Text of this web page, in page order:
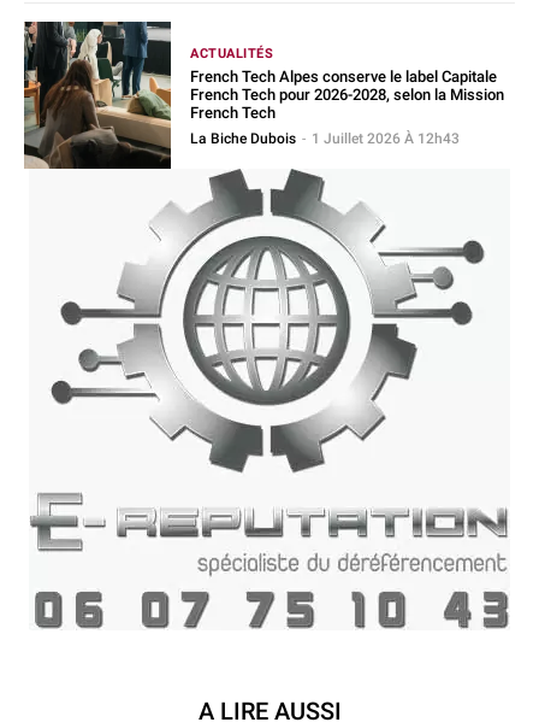
ACTUALITÉS
French Tech Alpes conserve le label Capitale
French Tech pour 2026-2028, selon la Mission
French Tech
La Biche Dubois - 1 Juillet 2026 À 12h43
A LIRE AUSSI